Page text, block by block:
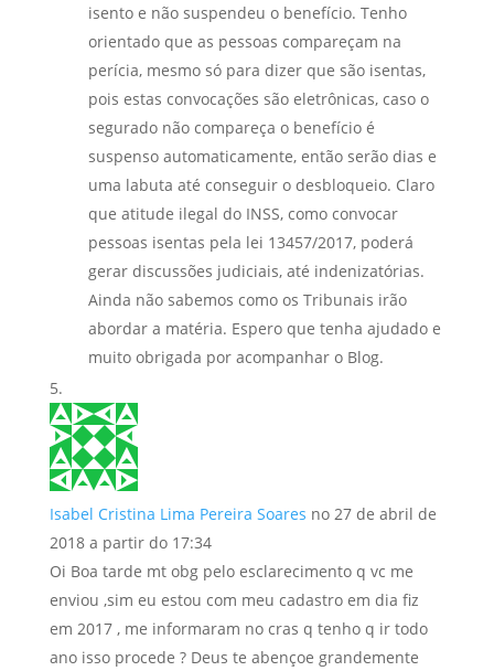
isento e não suspendeu o benefício. Tenho
orientado que as pessoas compareçam na
perícia, mesmo só para dizer que são isentas,
pois estas convocações são eletrônicas, caso o
segurado não compareça o benefício é
suspenso automaticamente, então serão dias e
uma labuta até conseguir o desbloqueio. Claro
que atitude ilegal do INSS, como convocar
pessoas isentas pela lei 13457/2017, poderá
gerar discussões judiciais, até indenizatórias.
Ainda não sabemos como os Tribunais irão
abordar a matéria. Espero que tenha ajudado e
muito obrigada por acompanhar o Blog.
Isabel Cristina Lima Pereira Soares no 27 de abril de
2018 a partir do 17:34
Oi Boa tarde mt obg pelo esclarecimento q vc me
enviou ,sim eu estou com meu cadastro em dia fiz
em 2017 , me informaram no cras q tenho q ir todo
ano isso procede ? Deus te abençoe grandemente